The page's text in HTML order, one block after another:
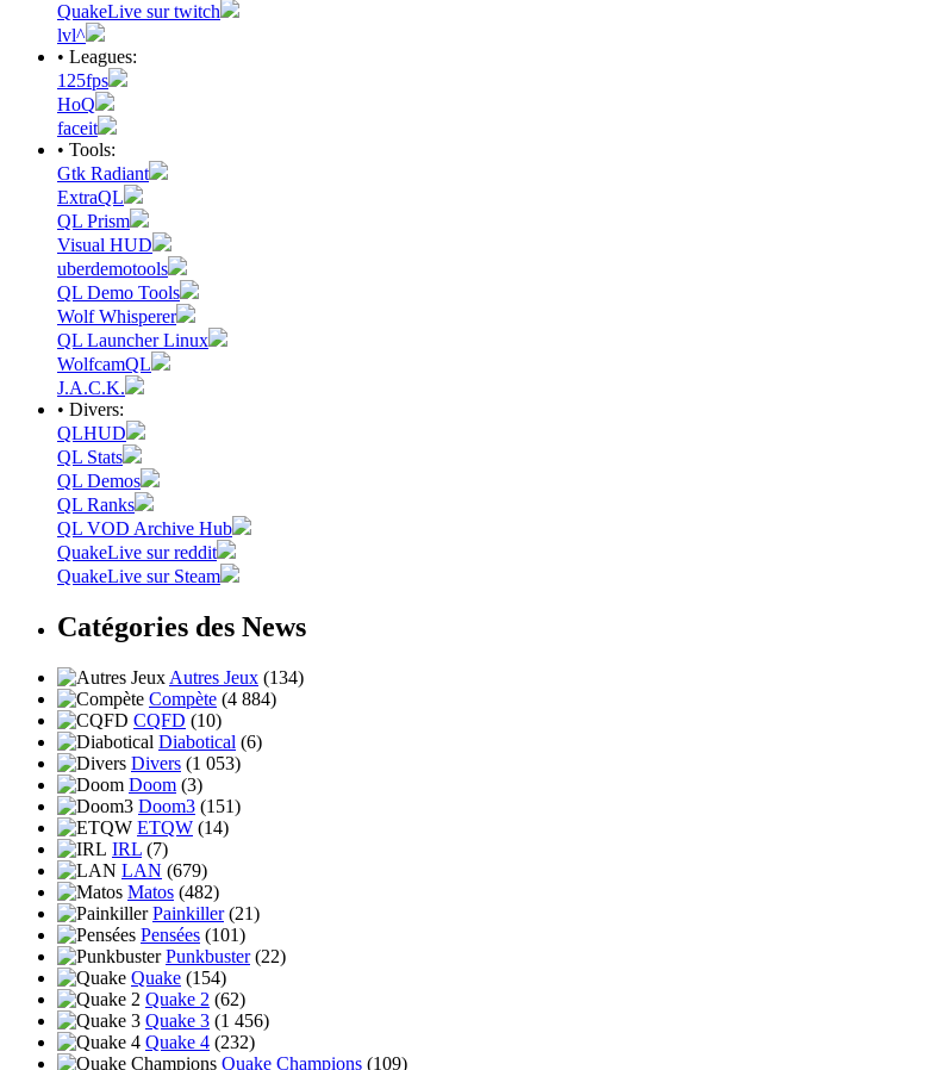
QuakeLive sur twitch
lvl^
• Leagues:
125fps
HoQ
faceit
• Tools:
Gtk Radiant
ExtraQL
QL Prism
Visual HUD
uberdemotools
QL Demo Tools
Wolf Whisperer
QL Launcher Linux
WolfcamQL
J.A.C.K.
• Divers:
QLHUD
QL Stats
QL Demos
QL Ranks
QL VOD Archive Hub
QuakeLive sur reddit
QuakeLive sur Steam
Catégories des News
Autres Jeux (134)
Compète (4 884)
CQFD (10)
Diabotical (6)
Divers (1 053)
Doom (3)
Doom3 (151)
ETQW (14)
IRL (7)
LAN (679)
Matos (482)
Painkiller(21)
Pensées (101)
Punkbuster(22)
Quake (154)
Quake 2 (62)
Quake 3 (1 456)
Quake 4 (232)
Quake Champions (109)